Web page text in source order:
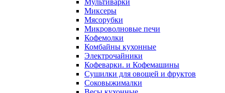
Мультиварки
Миксеры
Мясорубки
Микроволновые печи
Кофемолки
Комбайны кухонные
Электрочайники
Кофеварки. и Кофемашины
Сушилки для овощей и фруктов
Соковыжималки